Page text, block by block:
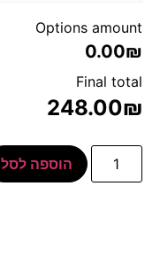
Options amount
0.00₪
Final total
248.00₪
הוספה לסל